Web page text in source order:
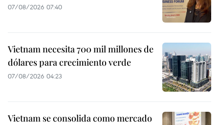
07/08/2026 07:40
Vietnam necesita 700 mil millones de
dólares para crecimiento verde
07/08/2026 04:23
Vietnam se consolida como mercado